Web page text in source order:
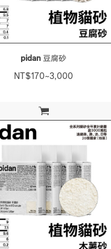
加入購物車
pidan 豆腐砂
NT$170~3,000